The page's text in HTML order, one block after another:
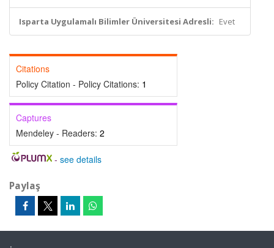
Isparta Uygulamalı Bilimler Üniversitesi Adresli: Evet
Citations
Policy Citation - Policy Citations: 1
Captures
Mendeley - Readers: 2
- see details
Paylaş